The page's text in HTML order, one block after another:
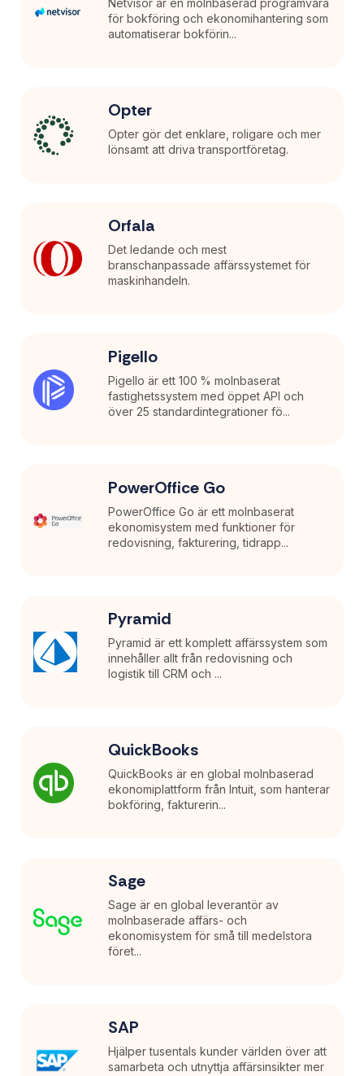
Netvisor är en molnbaserad programvara
för bokföring och ekonomihantering som
automatiserar bokförin...
Opter
Opter gör det enklare, roligare och mer
lönsamt att driva transportföretag.
Orfala
Det ledande och mest
branschanpassade affärssystemet för
maskinhandeln.
Pigello
Pigello är ett 100 % molnbaserat
fastighetssystem med öppet API och
över 25 standardintegrationer fö...
PowerOffice Go
PowerOffice Go är ett molnbaserat
ekonomisystem med funktioner för
redovisning, fakturering, tidrapp...
Pyramid
Pyramid är ett komplett affärssystem som
innehåller allt från redovisning och
logistik till CRM och ...
QuickBooks
QuickBooks är en global molnbaserad
ekonomiplattform från Intuit, som hanterar
bokföring, fakturerin...
Sage
Sage är en global leverantör av
molnbaserade affärs- och
ekonomisystem för små till medelstora
föret...
SAP
Hjälper tusentals kunder världen över att
samarbeta och utnyttja affärsinsikter mer